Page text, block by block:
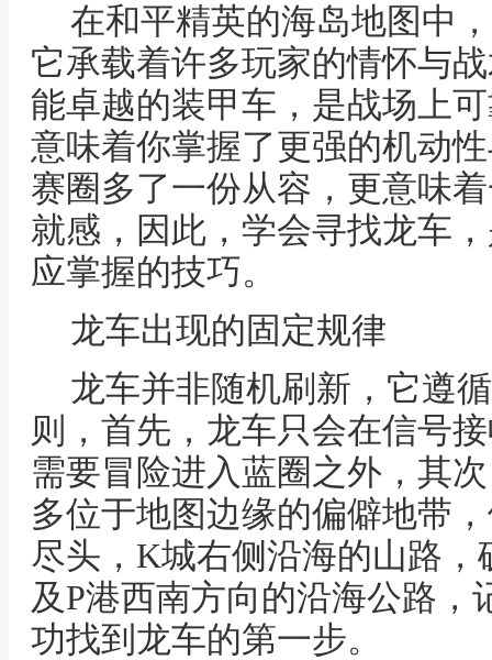
在和平精英的海岛地图中
它承载着许多玩家的情怀与
能卓越的装甲车，是战场上
意味着你掌握了更强的机动
赛圈多了一份从容，更意味
就感，因此，学会寻找龙车
应掌握的技巧。
龙车出现的固定规律
龙车并非随机刷新，它遵
则，首先，龙车只会在信号
需要冒险进入蓝圈之外，其
多位于地图边缘的偏僻地带
尽头，K城右侧沿海的山路
及P港西南方向的沿海公路，
功找到龙车的第一步。